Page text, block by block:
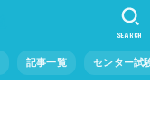
記事一覧 センター試
SEARCH